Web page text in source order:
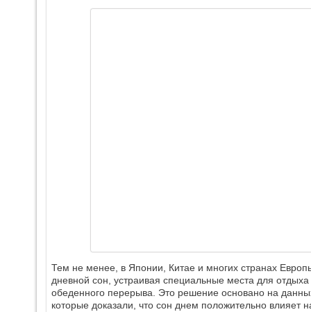
Тем не менее, в Японии, Китае и многих странах
дневной сон, устраивая специальные места для
обеденного перерыва. Это решение основано на
которые доказали, что сон днем положительно влияет